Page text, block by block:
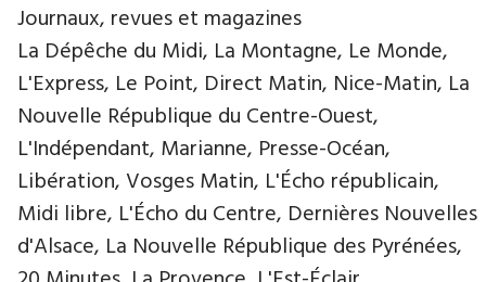
Journaux, revues et magazines
La Dépêche du Midi, La Montagne, Le Monde,
L'Express, Le Point, Direct Matin, Nice-Matin, La
Nouvelle République du Centre-Ouest,
L'Indépendant, Marianne, Presse-Océan,
Libération, Vosges Matin, L'Écho républicain,
Midi libre, L'Écho du Centre, Dernières Nouvelles
d'Alsace, La Nouvelle République des Pyrénées,